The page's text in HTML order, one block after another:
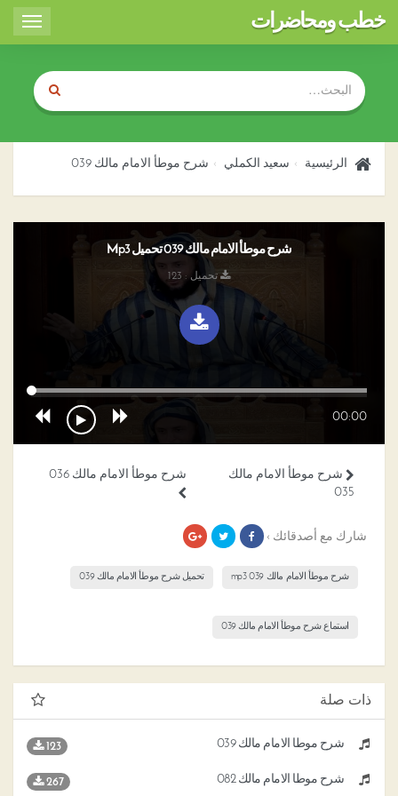
Toggle
خطب ومحاضرات
الرئيسية سعيد الكملي شرح موطأ الامام مالك 039
شرح موطأ الامام مالك 039 تحميل Mp3
تحميل : 123
00:00
شرح موطأ الامام مالك 036
شرح موطأ الامام مالك
035
شارك مع أصدقائك ›
شرح موطأ الامام مالك 039 mp3 تحميل شرح موطأ الامام مالك 039
استماع شرح موطأ الامام مالك 039
ذات صلة
شرح موطأ الامام مالك 039 123
شرح موطأ الامام مالك 082 267